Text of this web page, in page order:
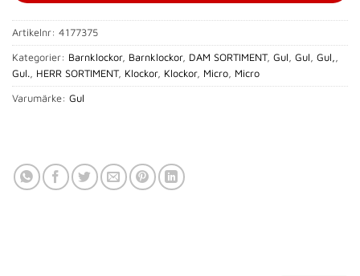
Artikelnr: 4177375
Kategorier: Barnklockor, Barnklockor, DAM SORTIMENT, Gul, Gul, Gul,,
Gul., HERR SORTIMENT, Klockor, Klockor, Micro, Micro
Varumärke: Gul